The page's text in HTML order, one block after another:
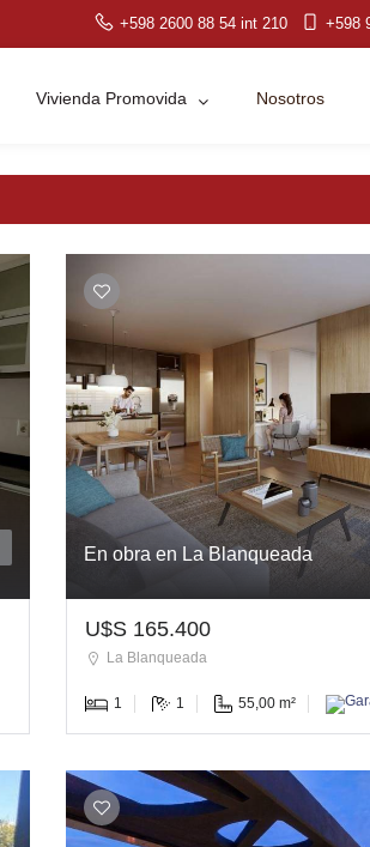
+598
+598 2600 88 54 int 210
Vivienda Promovida Nosotros
En obra en La Blanqueada
U$S 165.400
La Blanqueada
1 1 55,00 m²